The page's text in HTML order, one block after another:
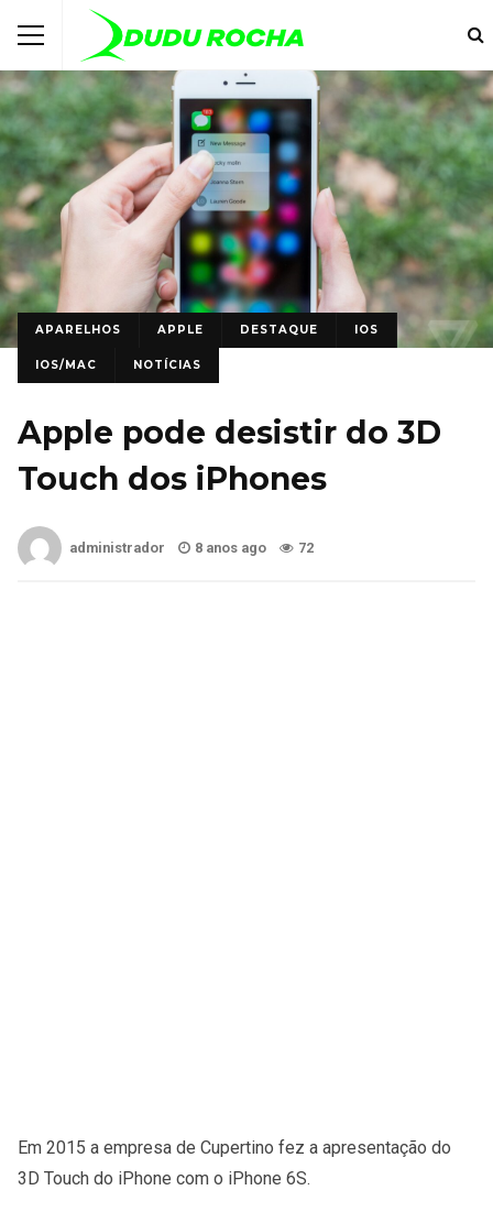
APARELHOS APPLE DESTAQUE IOS
IOS/MAC NOTÍCIAS
Apple pode desistir do 3D
Touch dos iPhones
administrador 8 anos ago 72
Em 2015 a empresa de Cupertino fez a apresentação do
3D Touch do iPhone com o iPhone 6S.